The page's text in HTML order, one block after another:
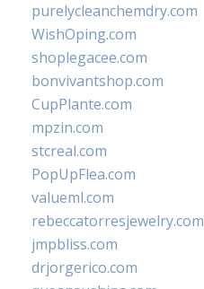
purelycleanchemdry.com
WishOping.com
shoplegacee.com
bonvivantshop.com
CupPlante.com
mpzin.com
stcreal.com
PopUpFlea.com
valueml.com
rebeccatorresjewelry.com
jmpbliss.com
drjorgerico.com